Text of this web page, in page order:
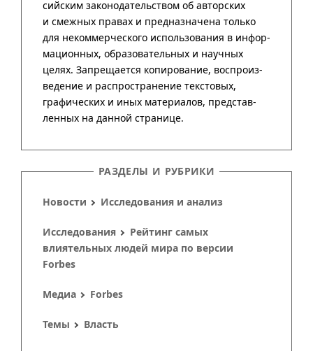
РАЗДЕЛЫ И РУБРИКИ
Новости Исследования и анализ
Исследования
Рейтинг самых
влиятельных людей мира по версии
Forbes
Медиа Forbes
Темы Власть